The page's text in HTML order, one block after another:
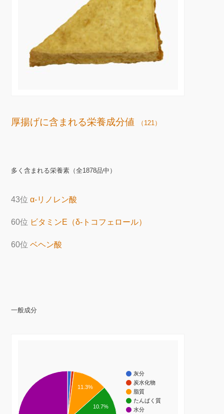
厚揚げに含まれる栄養成分値 （121）
多く含まれる栄養素（全1878品中）
43位α-リノレン酸
60位 ビタミンE（δ-トコフェロール）
60位ベヘン酸
一般成分
灰分
炭水化物
脂質
たんぱく質
水分
11.3%
10.7%